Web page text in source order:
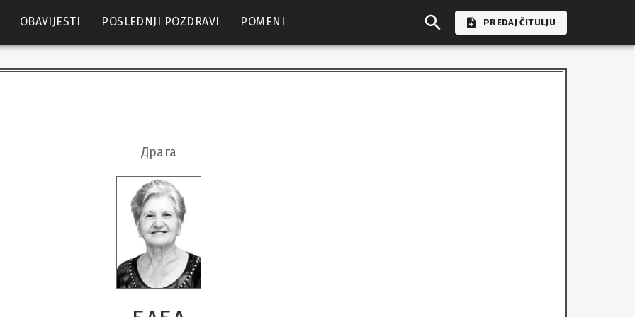
OBAVIJESTI POSLEDNJI POZDRAVI POMENI PREDAJ ČITULJU
Драга